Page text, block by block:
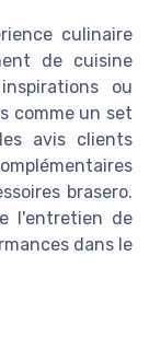
culinaire
de cuisine
ou
comme un set
avis clients
brasero.
l'entretien de
dans le